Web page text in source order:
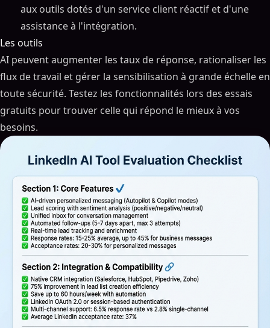
aux outils dotés d'un service client réactif et d'une
assistance à l'intégration.
Les outils
AI peuvent augmenter les taux de réponse, rationaliser les
flux de travail et gérer la sensibilisation à grande échelle en
toute sécurité. Testez les fonctionnalités lors des essais
gratuits pour trouver celle qui répond le mieux à vos
besoins.